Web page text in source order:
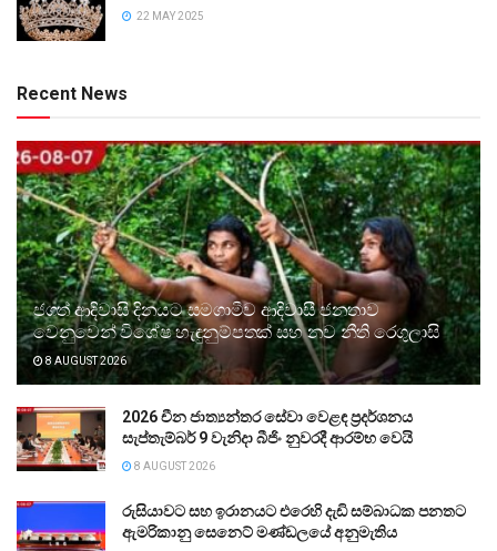
22 MAY 2025
Recent News
ජගත් ආදිවාසි දිනයට සමගාමීව ආදිවාසී ජනතාව
වෙනුවෙන් විශේෂ හැඳුනුම්පතක් සහ නව නීති රෙගුලාසි
8 AUGUST 2026
2026 චීන ජාත්‍යන්තර සේවා වෙළඳ ප්‍රදර්ශනය
සැප්තැම්බර් 9 වැනිදා බීජිං නුවරදී ආරම්භ වෙයි
8 AUGUST 2026
රුසියාවට සහ ඉරානයට එරෙහි දැඩි සම්බාධක පනතට
ඇමරිකානු සෙනෙට් මණ්ඩලයේ අනුමැතිය